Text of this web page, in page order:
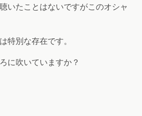
いたことはないですがこのオシャ
特別な存在です。
に吹いていますか？